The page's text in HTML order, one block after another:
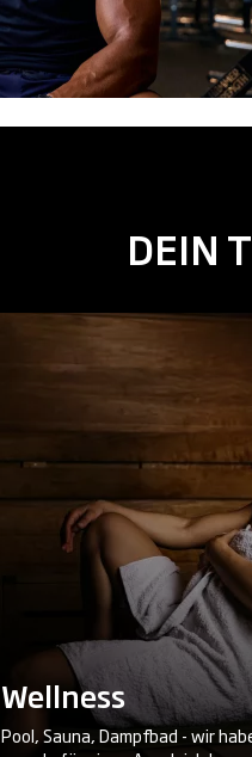
DEIN
Wellness
Pool, Sauna, Dampfbad - wir